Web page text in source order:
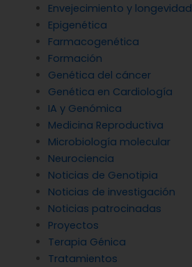
Envejecimiento y longevidad
Epigenética
Farmacogenética
Formación
Genética del cáncer
Genética en Cardiología
IA y Genómica
Medicina Reproductiva
Microbiología molecular
Neurociencia
Noticias de Genotipia
Noticias de investigación
Noticias patrocinadas
Proyectos
Terapia Génica
Tratamientos